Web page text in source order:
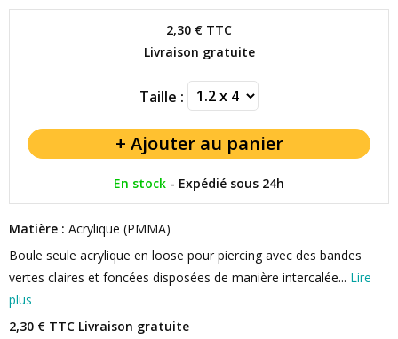
2,30 € TTC
Livraison gratuite
Taille :
En stock - Expédié sous 24h
Matière : Acrylique (PMMA)
Boule seule acrylique en loose pour piercing avec des bandes
vertes claires et foncées disposées de manière intercalée... Lire
plus
2,30 € TTC Livraison gratuite